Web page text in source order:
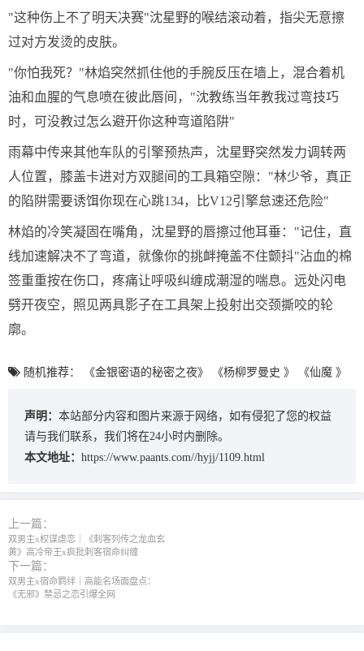
"这种伤上不了明天决赛"沈星野的喉结滚动着，指尖无意擦
过对方发烫的皮肤。
"你怕我死？"林焰突然抓住他的手腕反压在墙上，混合着机
油和血腥的气息喷在彼此唇间，"沈教练当年教我过弯技巧
时，可没教过怎么避开你这种弯道陷阱"
雨幕中传来其他车队的引擎预热声，沈星野突然发力调转两
人位置，膝盖卡进对方双腿间的工具箱空隙："林少爷，真正
的陷阱需要诱饵你现在心跳134，比V12引擎怠速还危险"
林焰的冷笑凝固在嘴角，沈星野的唇擦过他耳垂："记住，直
线加速解决不了弯道，就像你的挑衅掩盖不住颤抖"沾血的棉
签重重按在伤口，疼痛让呼吸纠缠成潮湿的喘息。远处闪电
劈开夜空，照见两具影子在工具架上投射出交颈撕咬的轮
廓。
随机推荐： 《金银密语的秘密之夜》 《杨柳罗曼史 》 《仙魔 》
声明： 本站部分内容和图片来源于网络，如有侵犯了您的权益
请与我们联系，我们将在24小时内删除。
本文地址： https://www.paants.com//hyjj/1109.html
上一篇：
双男主x权谋虐恋｜《刺客列传之龙血玄
黄》高冷帝王x疯批刺客宿命纠缠
下一篇：
双男主x宿命羁绊｜高能名场面盘点：
《无邪》禁忌之恋引爆全网